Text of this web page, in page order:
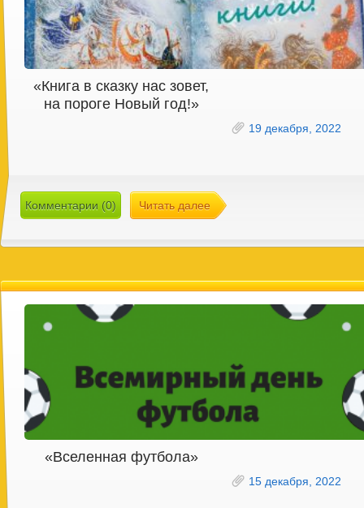
«Книга в сказку нас зовет,
на пороге Новый год!»
19 декабря, 2022
Комментарии (0) Читать далее
«Вселенная футбола»
15 декабря, 2022